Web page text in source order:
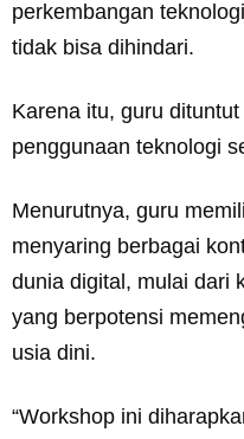
perkembangan
tidak bisa dihindari.
Karena itu, guru
penggunaan teknologi
Menurutnya, guru
menyaring berbagai
dunia digital, mulai dari
yang berpotensi
usia dini.
“Workshop ini